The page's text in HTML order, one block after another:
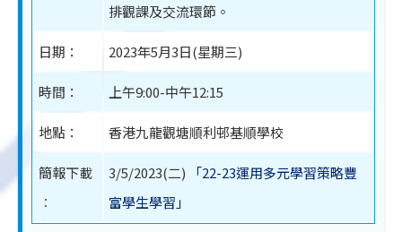
排觀課及交流環節。
日期： 2023年5月3日(星期三)
時間： 上午9:00-中午12:15
地點： 香港九龍觀塘順利邨基順學校
簡報下載
︰
3/5/2023(二)
「22-23運用多元學習策略豐
富學生學習」